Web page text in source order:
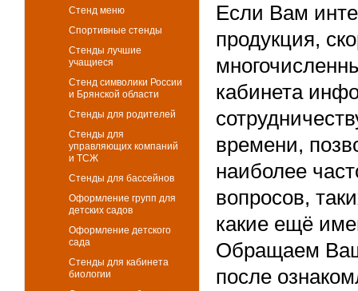
Стенд меню
Спортивные стенды
Стенды лучшие
учащиеся
Стенд символики России
и Брянской области
Стенды для родителей
Стенды для
управляющих компаний
и ТСЖ
Стенды для бассейнов
Оформление групп для
детских садов
Оформление детского
сада
Стенды для кабинета
биологии
Если Вам
продукция,
кабинета
времени,
наиболее
вопросов,
какие ещё
Обращаем
после